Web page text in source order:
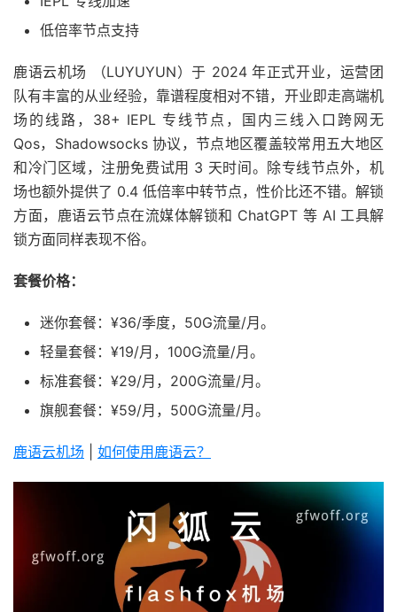
低倍率节点支持
鹿语云机场 （LUYUYUN）于 2024 年正式开业，运营团
队有丰富的从业经验，靠谱程度相对不错，开业即走高端机
场的线路，38+ IEPL 专线节点，国内三线入口跨网无
Qos，Shadowsocks 协议，节点地区覆盖较常用五大地区
和冷门区域，注册免费试用 3 天时间。除专线节点外，机
场也额外提供了 0.4 低倍率中转节点，性价比还不错。解锁
方面，鹿语云节点在流媒体解锁和 ChatGPT 等 AI 工具解
锁方面同样表现不俗。
套餐价格：
迷你套餐：¥36/季度，50G流量/月。
轻量套餐：¥19/月，100G流量/月。
标准套餐：¥29/月，200G流量/月。
旗舰套餐：¥59/月，500G流量/月。
鹿语云机场 如何使用鹿语云？